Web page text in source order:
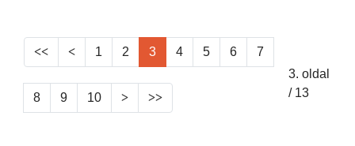
1 2 3 4 5 6 7
8 9 10
3. oldal
/ 13